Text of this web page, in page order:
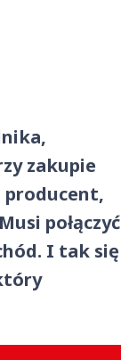
zakupie
producent,
połączyć
I tak się